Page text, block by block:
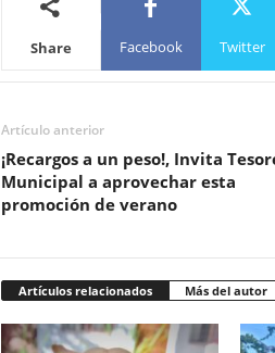
Share Facebook Twitter
Artículo anterior
¡Recargos a un peso!, Invita
Municipal a aprovechar esta
promoción de verano
Artículos relacionados Más del autor